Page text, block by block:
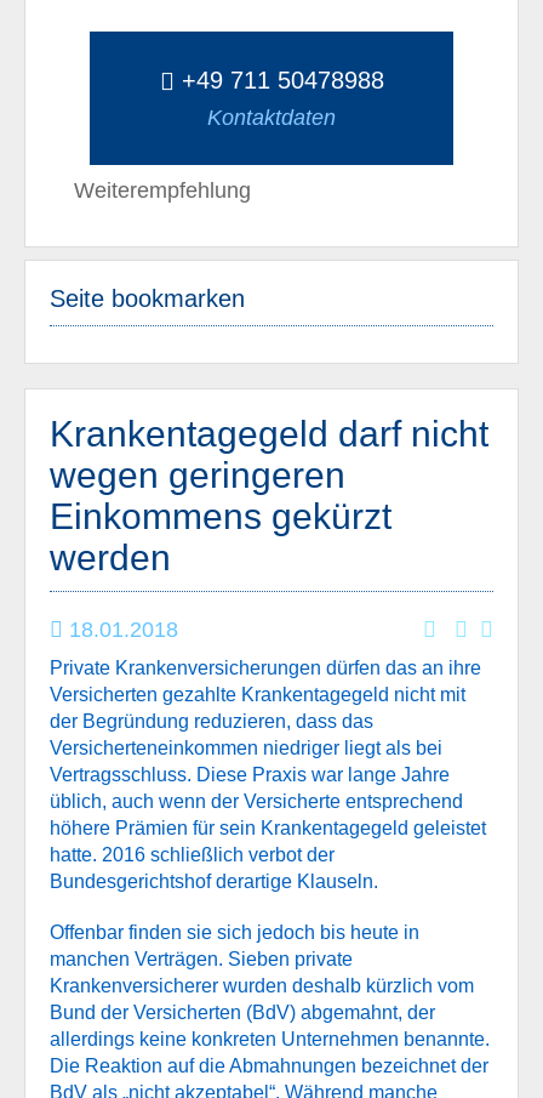
+49 711 50478988
Kontaktdaten
Weiterempfehlung
Seite bookmarken
Krankentagegeld darf nicht
wegen geringeren
Einkommens gekürzt
werden
18.01.2018
Private Krankenversicherungen dürfen das an ihre
Versicherten gezahlte Krankentagegeld nicht mit
der Begründung reduzieren, dass das
Versicherteneinkommen niedriger liegt als bei
Vertragsschluss. Diese Praxis war lange Jahre
üblich, auch wenn der Versicherte entsprechend
höhere Prämien für sein Krankentagegeld geleistet
hatte. 2016 schließlich verbot der
Bundesgerichtshof derartige Klauseln.
Offenbar finden sie sich jedoch bis heute in
manchen Verträgen. Sieben private
Krankenversicherer wurden deshalb kürzlich vom
Bund der Versicherten (BdV) abgemahnt, der
allerdings keine konkreten Unternehmen benannte.
Die Reaktion auf die Abmahnungen bezeichnet der
BdV als „nicht akzeptabel“. Während manche